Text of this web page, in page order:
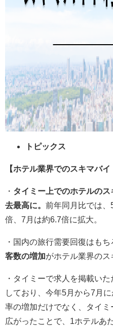
トピックス
【ホテル業界でのスキマバイ
・ タイミー上でのホテルの
去最高に。 前年同月比では
倍、7月は約6.7倍に拡大。
・国内の旅行需要回復はもち
客数の増加がホテル業界のス
・タイミーで求人を掲載い
しており、今年5月から7月
率の増加だけでなく、タイ
広がったことで、1ホテルあ